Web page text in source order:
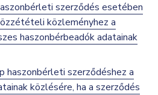
szerződés esetében
közleményhez a
haszonbérbeadók adatainak
haszonbérleti szerződéshez a
közlésére, ha a szerződés